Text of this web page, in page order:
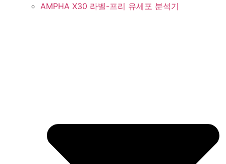
AMPHA X30 라벨-프리 유세포 분석기